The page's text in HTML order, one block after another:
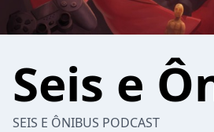
Seis e
SEIS E ÔNIBUS PODCAST